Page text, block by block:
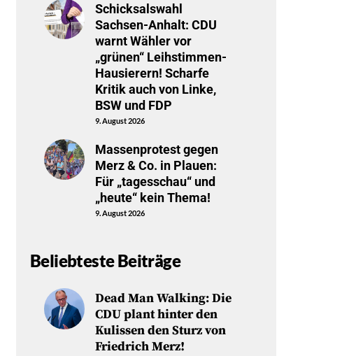
Schicksalswahl
Sachsen-Anhalt: CDU
warnt Wähler vor
„grünen“ Leihstimmen-
Hausierern! Scharfe
Kritik auch von Linke,
BSW und FDP
9. August 2026
Massenprotest gegen
Merz & Co. in Plauen:
Für „tagesschau“ und
„heute“ kein Thema!
9. August 2026
Beliebteste Beiträge
Dead Man Walking: Die
CDU plant hinter den
Kulissen den Sturz von
Friedrich Merz!